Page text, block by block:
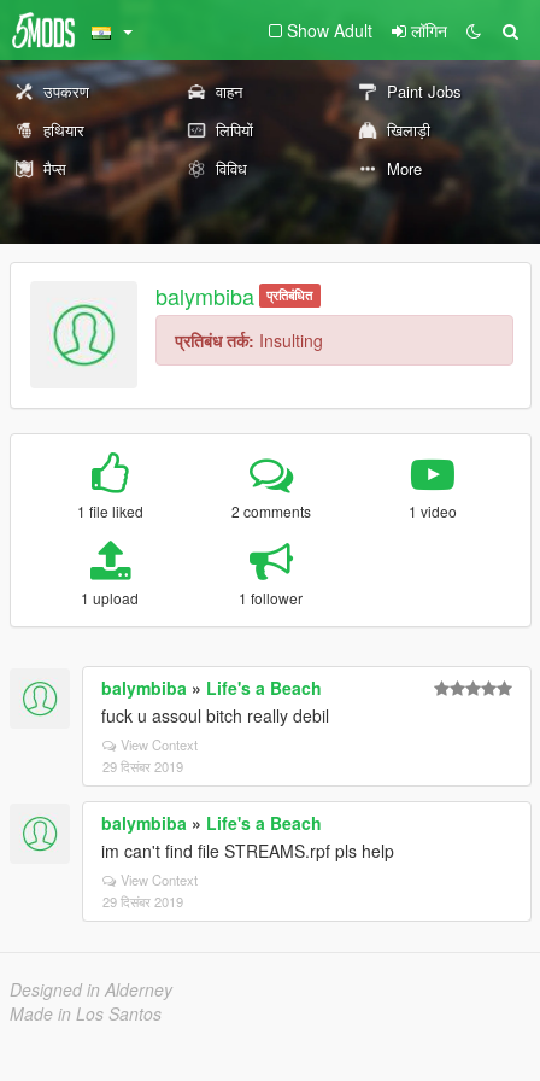
Show Adult लॉगिन
उपकरण वाहन
Paint Jobs
हथियार
लिपियों
खिलाड़ी
मैप्स
विविध More
balymbiba प्रतिबंधित
प्रतिबंध तर्क: Insulting
1 file liked 2 comments 1 video
1 upload 1 follower
balymbiba » Life's a Beach
fuck u assoul bitch really debil
View Context
29 दिसंबर 2019
balymbiba » Life's a Beach
im can't find file STREAMS.rpf pls help
View Context
29 दिसंबर 2019
Designed in Alderney
Made in Los Santos